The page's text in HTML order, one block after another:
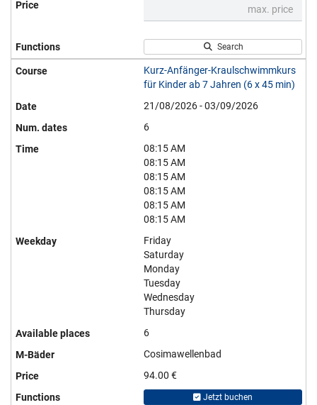
Search
Kurz-Anfänger-Kraulschwimmkurs
für Kinder ab 7 Jahren (6 x 45 min)
21/08/2026 - 03/09/2026
6
08:15 AM
08:15 AM
08:15 AM
08:15 AM
08:15 AM
08:15 AM
Friday
Saturday
Monday
Tuesday
Wednesday
Thursday
6
Cosimawellenbad
94.00 €
Jetzt buchen